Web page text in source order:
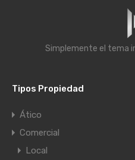
Simplemente el tema
Tipos Propiedad
Ático
Comercial
Local